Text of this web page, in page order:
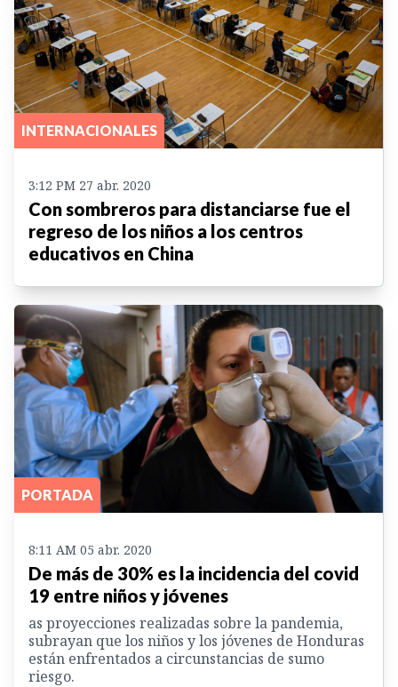
INTERNACIONALES
3:12 PM 27 abr. 2020
Con sombreros para distanciarse fue el
regreso de los niños a los centros
educativos en China
PORTADA
8:11 AM 05 abr. 2020
De más de 30% es la incidencia del covid
19 entre niños y jóvenes
as proyecciones realizadas sobre la pandemia,
subrayan que los niños y los jóvenes de Honduras
están enfrentados a circunstancias de sumo
riesgo.